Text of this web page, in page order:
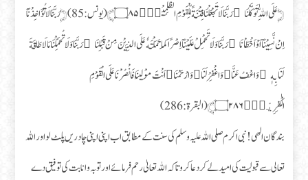
﴿عَلَی اللّٰهِ تَوَكَّلْنَا ۚ رَبَّنَا لَا تَجْعَلْنَا فِتْنَةً لِّلْقَوْمِ الظّٰلِمِیْنَۙ۝۸۵﴾ (یونس:85) ﴿رَبَّنَا لَا تُؤَاخِذْنَاۤ
اِنْ نَّسِیْنَاۤ اَوْ اَخْطَاْنَا ۚ رَبَّنَا وَ لَا تَحْمِلْ عَلَیْنَاۤ اِصْرًا كَمَا حَمَلْتَهٗ عَلَی الَّذِیْنَ مِنْ قَبْلِنَا ۚ رَبَّنَا وَ لَا تُحَمِّلْنَا مَا لَا طَاقَةَ
لَنَا بِهٖ ۚ وَ اعْفُ عَنَّا ۥ وَ اغْفِرْ لَنَا ۥ وَ ارْحَمْنَا ۥ اَنْتَ مَوْلٰىنَا فَانْصُرْنَا عَلَی الْقَوْمِ
الْكٰفِرِیْنَ۠۝۲۸۶﴾(البقرۃ: 286)
بندگان الهی! نبی اکرم صلی اللہ علیہ وسلم کی سنت کے مطابق اب اپنی اپنی چادریں پلٹ لو اور اللہ
تعالی سے قبولیت کی امید لے کر دعا کرو تاکہ اللہ تعالیٰ رحم فرمائے اور تو بہ وانابت کی توفیق دے